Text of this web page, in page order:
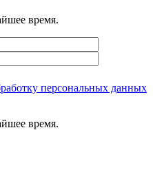
время.
персональных данных
время.